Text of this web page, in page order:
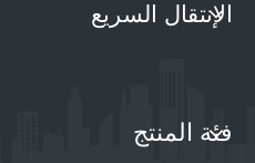
الإنتقال السريع
فئة المنتج